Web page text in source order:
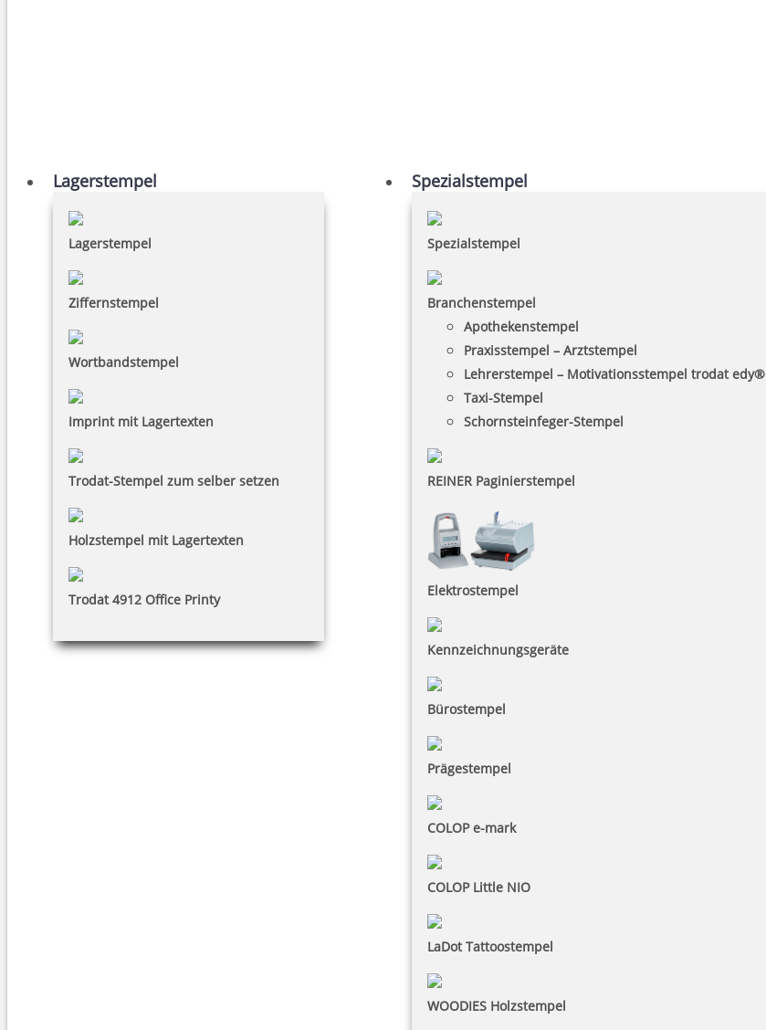
Lagerstempel
Lagerstempel
Ziffernstempel
Wortbandstempel
Imprint mit Lagertexten
Trodat-Stempel zum selber setzen
Holzstempel mit Lagertexten
Trodat 4912 Office Printy
Spezialstempel
Spezialstempel
Branchenstempel
Apothekenstempel
Praxisstempel – Arztstempel
Lehrerstempel – Motivationsstempel trodat edy®
Taxi-Stempel
Schornsteinfeger-Stempel
REINER Paginierstempel
Elektrostempel
Kennzeichnungsgeräte
Bürostempel
Prägestempel
COLOP e-mark
COLOP Little NIO
LaDot Tattoostempel
WOODIES Holzstempel